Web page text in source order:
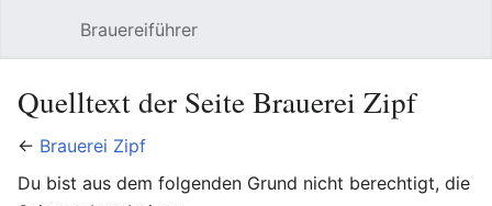
Brauereiführer
Quelltext der Seite Brauerei Zipf
← Brauerei Zipf
Du bist aus dem folgenden Grund nicht berechtigt, die